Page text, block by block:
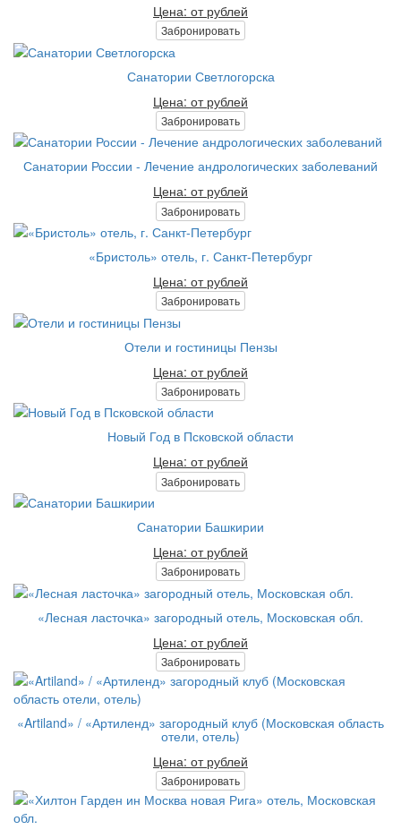
Цена: от рублей
Забронировать
Санатории Светлогорска
Цена: от рублей
Забронировать
Санатории России - Лечение андрологических заболеваний
Цена: от рублей
Забронировать
«Бристоль» отель, г. Санкт-Петербург
Цена: от рублей
Забронировать
Отели и гостиницы Пензы
Цена: от рублей
Забронировать
Новый Год в Псковской области
Цена: от рублей
Забронировать
Санатории Башкирии
Цена: от рублей
Забронировать
«Лесная ласточка» загородный отель, Московская обл.
Цена: от рублей
Забронировать
«Artiland» / «Артиленд» загородный клуб (Московская область
отели, отель)
Цена: от рублей
Забронировать